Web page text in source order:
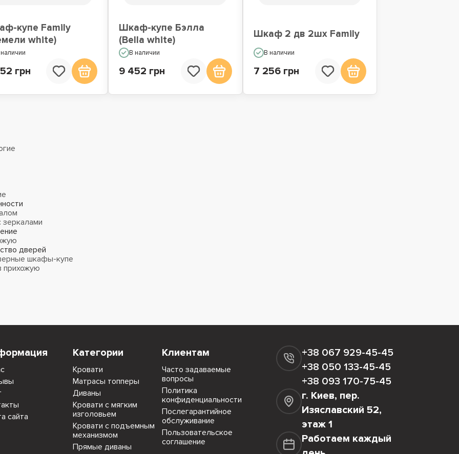
купе Family
white)
грн
Шкаф-купе Бэлла
(Bella white)
В наличии
9 452 грн
Шкаф 2 дв 2шх Family
В наличии
7 256 грн
дверей
шкафы-купе
прихожую
сайта
Категории
Кровати
Матрасы топперы
Диваны
Кровати с мягким
изголовьем
Кровати с подъемным
механизмом
Прямые диваны
Клиентам
Часто задаваемые
вопросы
Политика
конфиденциальности
Послегарантийное
обслуживание
Пользовательское
соглашение
+38 067 929-45-45
+38 050 133-45-45
+38 093 170-75-45
г. Киев, пер.
Изяславский 52,
этаж 1
Работаем каждый